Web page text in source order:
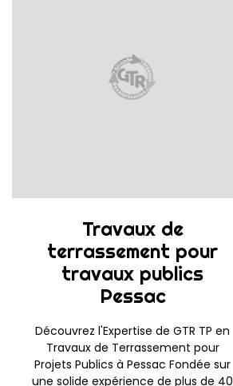
Travaux de
terrassement pour
travaux publics
Pessac
Découvrez l'Expertise de GTR TP en
Travaux de Terrassement pour
Projets Publics à Pessac Fondée sur
une solide expérience de plus de 40